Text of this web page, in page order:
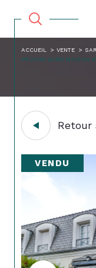
ACCUEIL VENTE
PROCHE GARE MAISON
VENDU